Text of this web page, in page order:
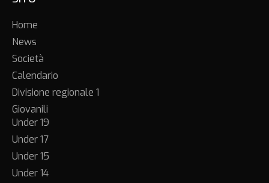
Home
News
Società
Calendario
Divisione regionale 1
Giovanili
Under 19
Under 17
Under 15
Under 14